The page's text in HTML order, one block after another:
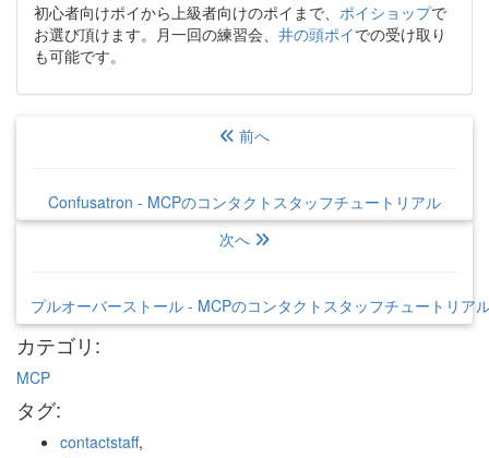
初心者向けポイから上級者向けのポイまで、 ポイショップで
お選び頂けます。月一回の練習会、 井の頭ポイでの受け取り
も可能です。
前へ
Confusatron - MCPのコンタクトスタッフチュートリアル
次へ
プルオーバーストール - MCPのコンタクトスタッフチュートリア
カテゴリ:
MCP
タグ:
contactstaff,